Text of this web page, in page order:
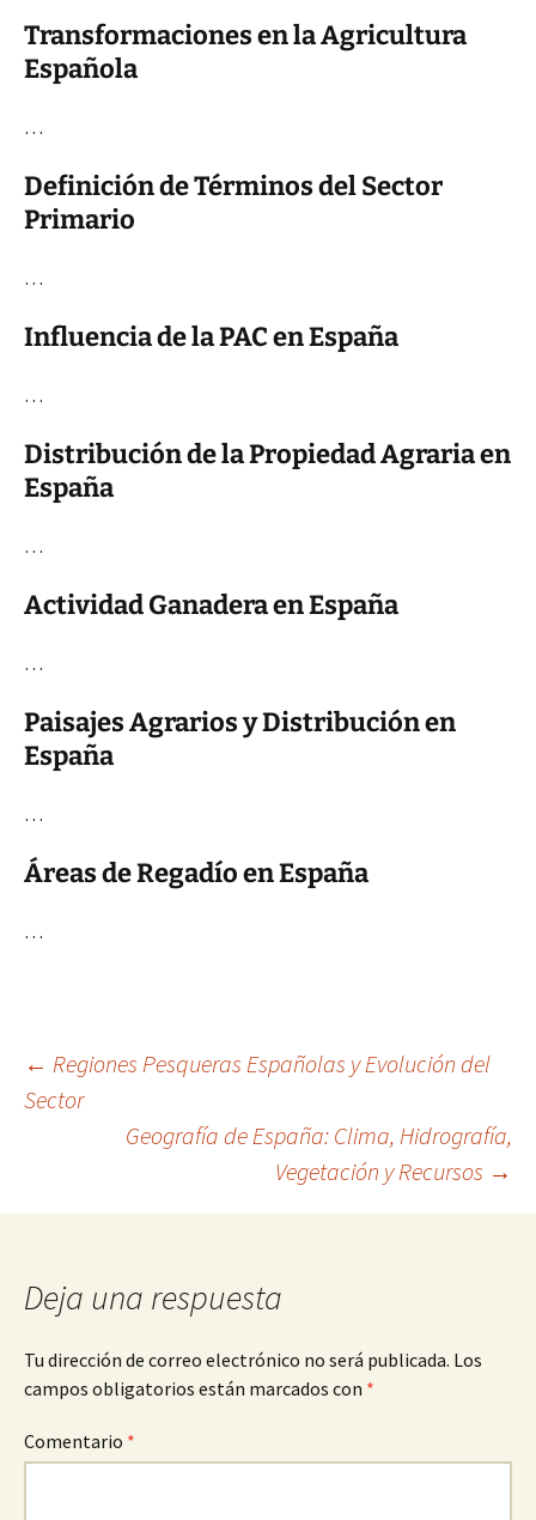
Transformaciones en la Agricultura
Española
…
Definición de Términos del Sector
Primario
…
Influencia de la PAC en España
…
Distribución de la Propiedad Agraria en
España
…
Actividad Ganadera en España
…
Paisajes Agrarios y Distribución en
España
…
Áreas de Regadío en España
…
Navegación
entradas
← Regiones Pesqueras Españolas y Evolución del
Sector
Geografía de España: Clima, Hidrografía,
Vegetación y Recursos →
Deja una respuesta
Tu dirección de correo electrónico no será publicada. Los
campos obligatorios están marcados con *
Comentario *